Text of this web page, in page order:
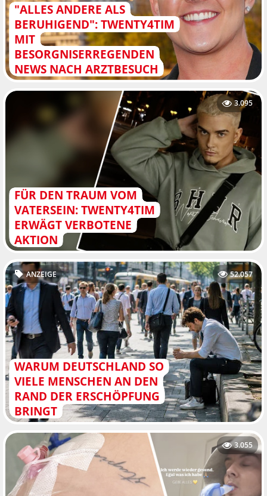
"ALLES ANDERE ALS
BERUHIGEND": TWENTY4TIM
MIT
BESORGNISERREGENDEN
NEWS NACH ARZTBESUCH
FÜR DEN TRAUM VOM
VATERSEIN: TWENTY4TIM
ERWÄGT VERBOTENE
AKTION
3.095
WARUM DEUTSCHLAND SO
VIELE MENSCHEN AN DEN
RAND DER ERSCHÖPFUNG
BRINGT
ANZEIGE 52.057
3.055